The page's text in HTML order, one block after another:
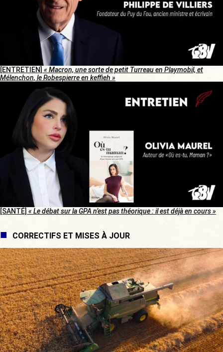
[ENTRETIEN] « Macron, une sorte de petit Turreau en Playmobil, et
Mélenchon, le Robespierre en keffieh »
[SANTÉ] « Le débat sur la GPA n’est pas théorique : il est déjà en cours »
CORRECTIFS ET MISES À JOUR